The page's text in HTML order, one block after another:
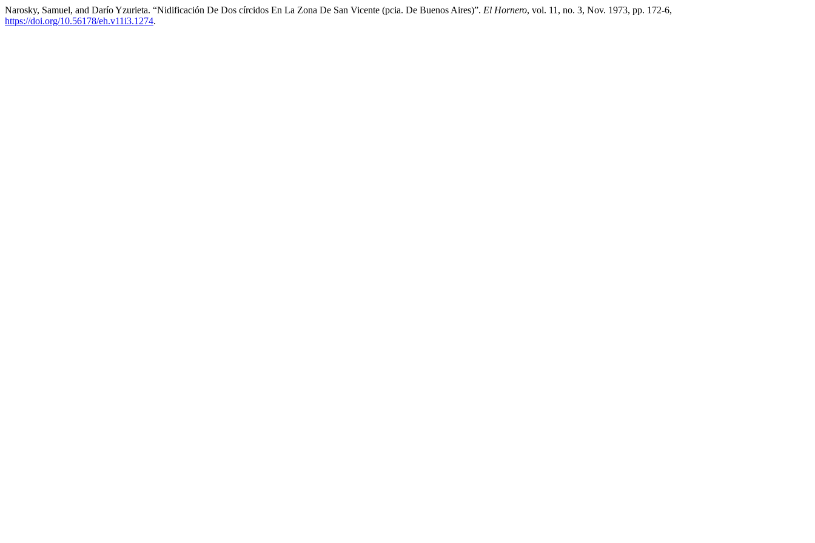
Narosky, Samuel, and Darío Yzurieta. “Nidificación De Dos círcidos En La Zona De San Vicente (pcia. De Buenos Aires)”. El Hornero, vol. 11, no. 3, Nov. 1973, pp. 172-6,
https://doi.org/10.56178/eh.v11i3.1274.